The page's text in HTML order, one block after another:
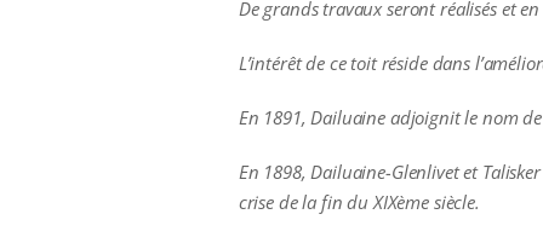
De grands travaux seront réalisés et
L’intérêt de ce toit réside dans
En 1891, Dailuaine adjoignit le nom
En 1898, Dailuaine-Glenlivet et
crise de la fin du XIXème siècle.